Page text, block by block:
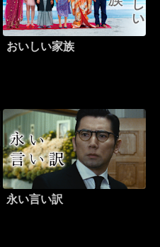
おいしい家族
永い言い訳